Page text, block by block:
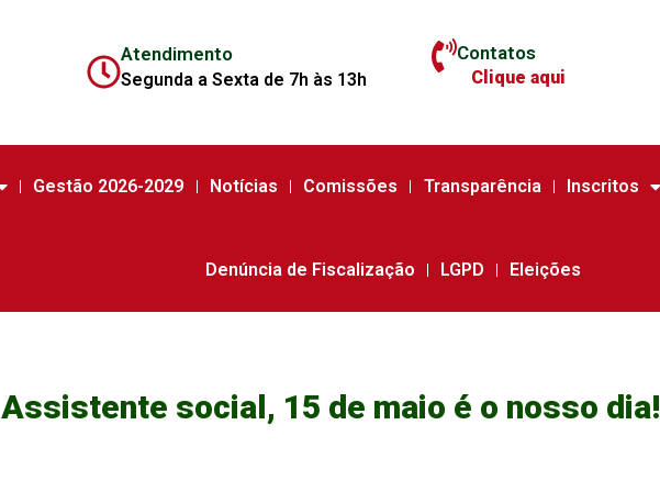
Atendimento
Segunda a Sexta de 7h às 13h
Contatos
Clique aqui
Gestão 2026-2029 Notícias Comissões Transparência Inscritos
Denúncia de Fiscalização LGPD Eleições
Assistente social, 15 de maio é o nosso dia!